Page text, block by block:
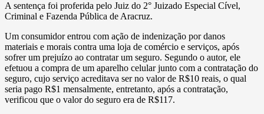
A sentença foi proferida pelo Juiz do 2° Juizado Especial Cível,
Criminal e Fazenda Pública de Aracruz.
Um consumidor entrou com ação de indenização por danos
materiais e morais contra uma loja de comércio e serviços, após
sofrer um prejuízo ao contratar um seguro. Segundo o autor, ele
efetuou a compra de um aparelho celular junto com a contratação do
seguro, cujo serviço acreditava ser no valor de R$10 reais, o qual
seria pago R$1 mensalmente, entretanto, após a contratação,
verificou que o valor do seguro era de R$117.